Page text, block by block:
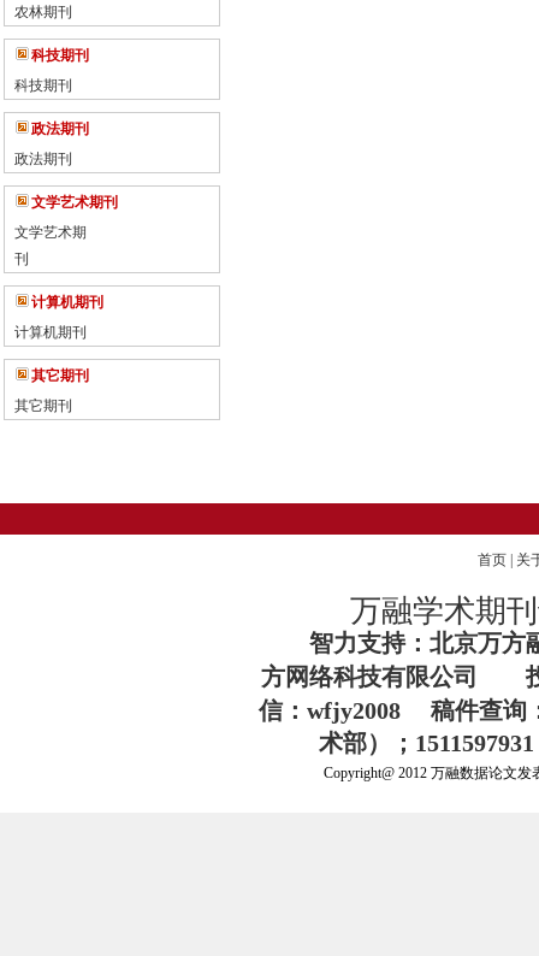
农林期刊
科技期刊
科技期刊
政法期刊
政法期刊
文学艺术期刊
文学艺术期
刊
计算机期刊
计算机期刊
其它期刊
其它期刊
首页 关
万融学术期刊
智力支持：北京万
方网络科技有限公司
信：wfjy2008
稿件查询
术部）；
Copyright@ 2012 万融数据论文发